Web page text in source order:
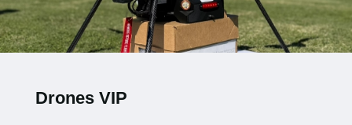
Drones VIP